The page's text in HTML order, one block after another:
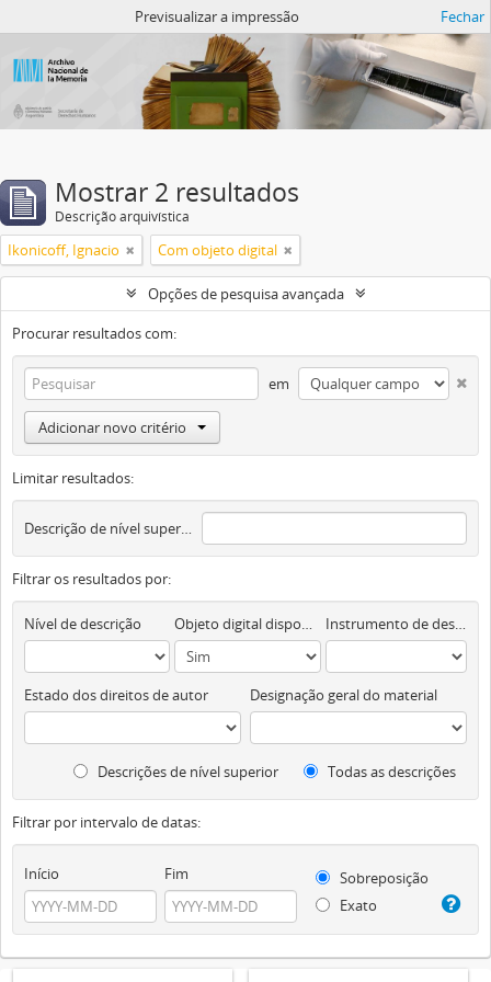
Previsualizar a impressão Fechar
Mostrar 2 resultados
Descrição arquivística
Ikonicoff, Ignacio Com objeto digital
Opções de pesquisa avançada
Procurar resultados com:
em
Adicionar novo critério
Limitar resultados:
Descrição de nível superior
Filtrar os resultados por:
Nível de descrição Objeto digital disponível Instrumento de descrição documental
Estado dos direitos de autor Designação geral do material
Descrições de nível superior Todas as descrições
Filtrar por intervalo de datas:
Início Fim
Sobreposição
Exato